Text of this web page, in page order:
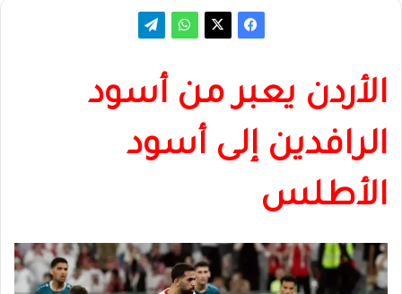
الأردن يعبر من أسود
الرافدين إلى أسود
الأطلس